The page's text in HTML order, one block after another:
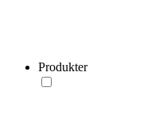
Produkter